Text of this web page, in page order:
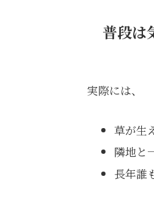
普段は
実際には、
草が生
隣地と
長年誰